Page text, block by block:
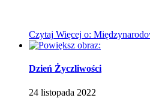
Czytaj Więcej o:
Dzień Życzliwości
24 listopada 2022